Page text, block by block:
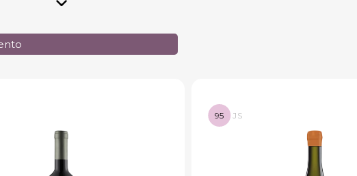
per essere degustate per una cena in compagnia di grande effetto.
95 JS